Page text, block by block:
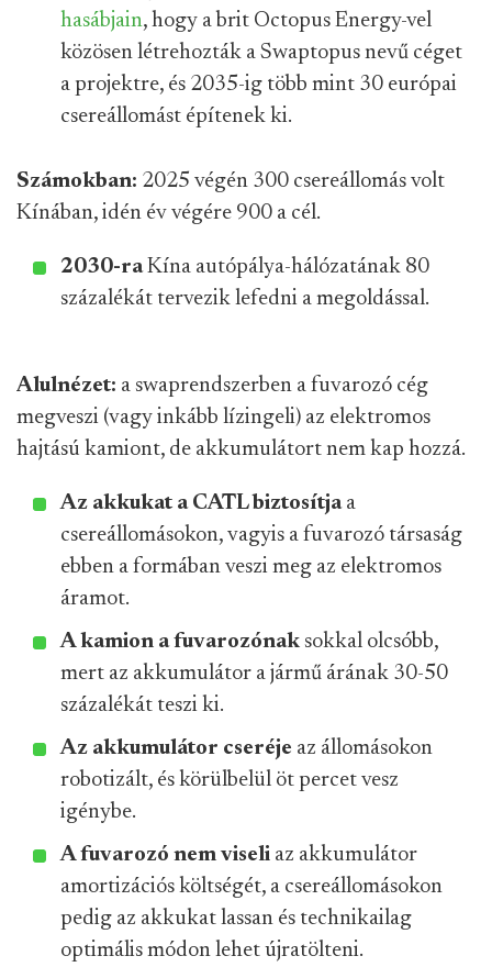
hasábjain, hogy a brit Octopus Energy-vel
közösen létrehozták a Swaptopus nevű céget
a projektre, és 2035-ig több mint 30 európai
csereállomást építenek ki.
Számokban: 2025 végén 300 csereállomás volt
Kínában, idén év végére 900 a cél.
2030-raKína autópálya-hálózatának 80
százalékát tervezik lefedni a megoldással.
Alulnézet: a swaprendszerben a fuvarozó cég
megveszi (vagy inkább lízingeli) az elektromos
hajtású kamiont, de akkumulátort nem kap hozzá.
Az akkukat a CATL biztosítjaa
csereállomásokon, vagyis a fuvarozó társaság
ebben a formában veszi meg az elektromos
áramot.
A kamion a fuvarozónak sokkal olcsóbb,
mert az akkumulátor a jármű árának 30-50
százalékát teszi ki.
Az akkumulátor cseréje az állomásokon
robotizált, és körülbelül öt percet vesz
igénybe.
A fuvarozó nem viseli az akkumulátor
amortizációs költségét, a csereállomásokon
pedig az akkukat lassan és technikailag
optimális módon lehet újratölteni.